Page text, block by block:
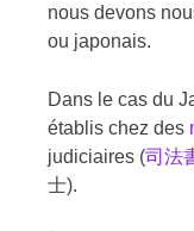
nous devons
ou japonais.
Dans le cas du
établis chez des
judiciaires (司法
士).